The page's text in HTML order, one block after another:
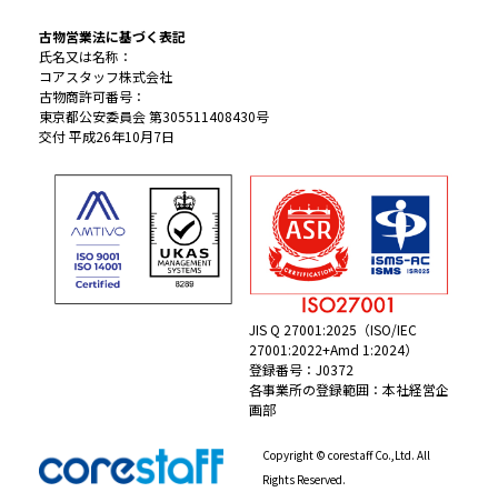
古物営業法に基づく表記
氏名又は名称：
コアスタッフ株式会社
古物商許可番号：
東京都公安委員会 第305511408430号
交付 平成26年10月7日
JIS Q 27001:2025（ISO/IEC
27001:2022+Amd 1:2024）
登録番号：J0372
各事業所の登録範囲：本社経営企
画部
Copyright © corestaff Co.,Ltd. All
Rights Reserved.